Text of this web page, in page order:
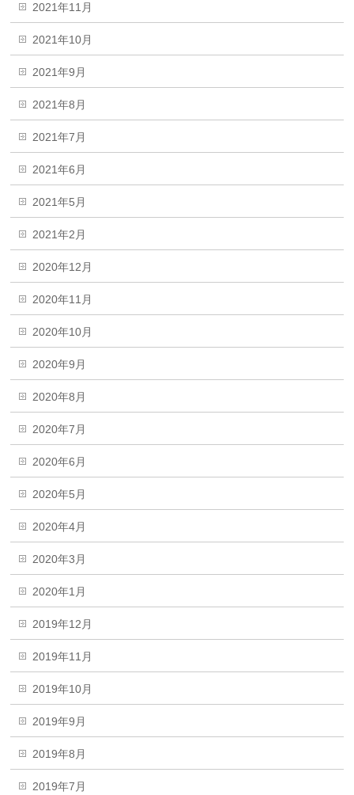
2021年11月
2021年10月
2021年9月
2021年8月
2021年7月
2021年6月
2021年5月
2021年2月
2020年12月
2020年11月
2020年10月
2020年9月
2020年8月
2020年7月
2020年6月
2020年5月
2020年4月
2020年3月
2020年1月
2019年12月
2019年11月
2019年10月
2019年9月
2019年8月
2019年7月